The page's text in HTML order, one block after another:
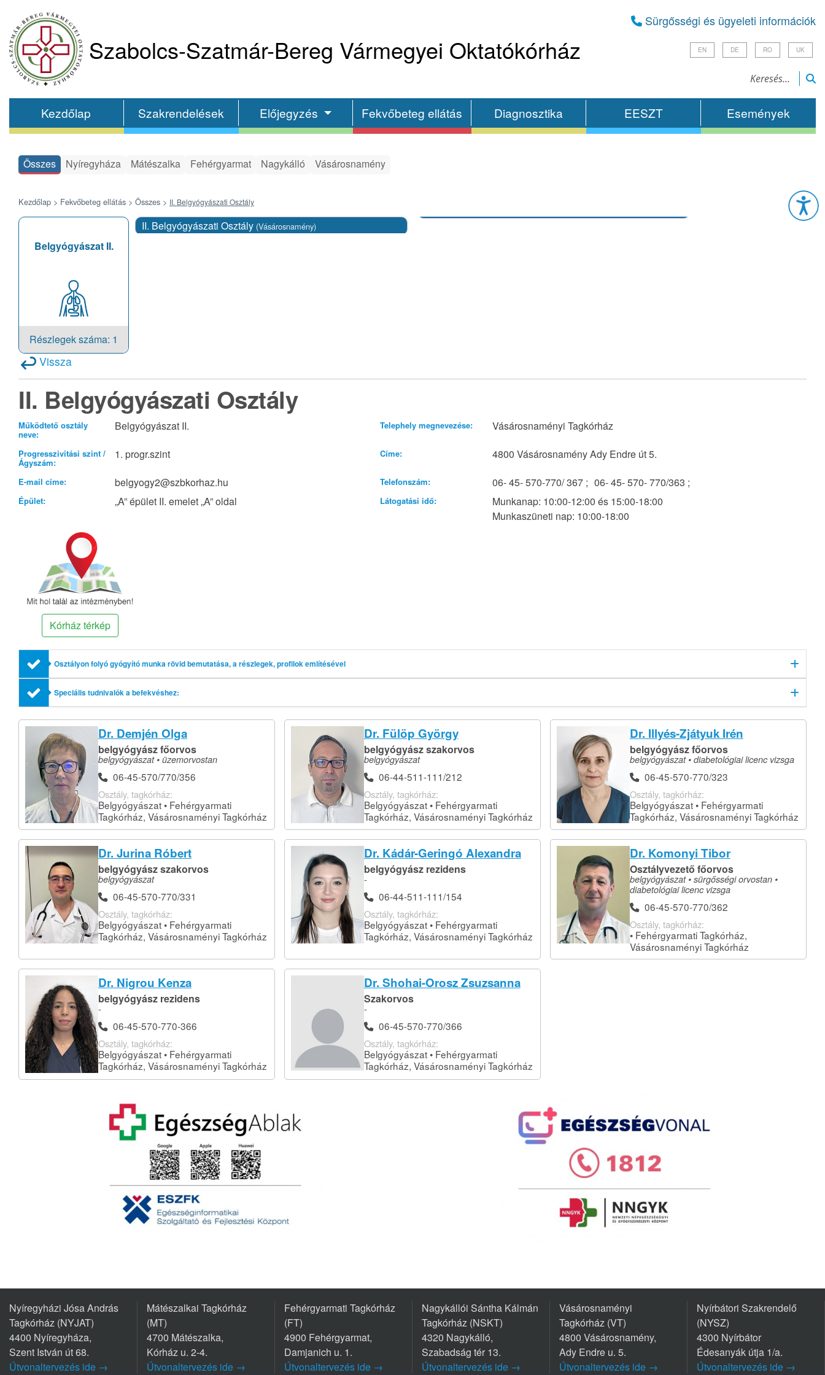
Szabolcs-Szatmár-Bereg Vármegyei Oktatókórház
Sürgősségi és ügyeleti információk
EN DE RO UK
Kezdőlap Szakrendelések Előjegyzés Fekvőbeteg ellátás Diagnosztika EESZT Események
Összes Nyíregyháza Mátészalka Fehérgyarmat Nagykálló Vásárosnamény
Kezdőlap > Fekvőbeteg ellátás > Összes > II. Belgyógyászati Osztály
Belgyógyászat II.
Részlegek száma: 1
II. Belgyógyászati Osztály (Vásárosnamény)
Vissza
II. Belgyógyászati Osztály
Működtető osztály
neve:
Belgyógyászat II. Telephely megnevezése: Vásárosnaményi Tagkórház
Progresszivitási szint /
Ágyszám:
1. progr.szint Címe: 4800 Vásárosnamény Ady Endre út 5.
E-mail címe: belgyogy2@szbkorhaz.hu Telefonszám: 06- 45- 570-770/ 367 ; 06- 45- 570- 770/363 ;
Épület: „A” épület II. emelet „A” oldal Látogatási idő:
Munkanap: 10:00-12:00 és 15:00-18:00
Munkaszüneti nap: 10:00-18:00
Kórház térkép
Osztályon folyó gyógyító munka rövid bemutatása, a részlegek, profilok említésével
Speciális tudnivalók a befekvéshez:
Dr. Demjén Olga
belgyógyász főorvos
belgyógyászat • üzemorvostan
06-45-570/770/356
Osztály, tagkórház:
Belgyógyászat • Fehérgyarmati
Tagkórház, Vásárosnaményi Tagkórház
Dr. Fülöp György
belgyógyász szakorvos
belgyógyászat
06-44-511-111/212
Osztály, tagkórház:
Belgyógyászat • Fehérgyarmati
Tagkórház, Vásárosnaményi Tagkórház
Dr. Illyés-Zjátyuk Irén
belgyógyász főorvos
belgyógyászat • diabetológiai licenc vizsga
06-45-570-770/323
Osztály, tagkórház:
Belgyógyászat • Fehérgyarmati
Tagkórház, Vásárosnaményi Tagkórház
Dr. Jurina Róbert
belgyógyász szakorvos
belgyógyászat
06-45-570-770/331
Osztály, tagkórház:
Belgyógyászat • Fehérgyarmati
Tagkórház, Vásárosnaményi Tagkórház
Dr. Kádár-Geringó Alexandra
belgyógyász rezidens
-
06-44-511-111/154
Osztály, tagkórház:
Belgyógyászat • Fehérgyarmati
Tagkórház, Vásárosnaményi Tagkórház
Dr. Komonyi Tibor
Osztályvezető főorvos
belgyógyászat • sürgősségi orvostan •
diabetológiai licenc vizsga
06-45-570-770/362
Osztály, tagkórház:
• Fehérgyarmati Tagkórház,
Vásárosnaményi Tagkórház
Dr. Nigrou Kenza
belgyógyász rezidens
-
06-45-570-770-366
Osztály, tagkórház:
Belgyógyászat • Fehérgyarmati
Tagkórház, Vásárosnaményi Tagkórház
Dr. Shohai-Orosz Zsuzsanna
Szakorvos
-
06-45-570-770/366
Osztály, tagkórház:
Belgyógyászat • Fehérgyarmati
Tagkórház, Vásárosnaményi Tagkórház
Nyíregyházi Jósa András
Tagkórház (NYJAT)
4400 Nyíregyháza,
Szent István út 68.
Útvonaltervezés ide →
Mátészalkai Tagkórház
(MT)
4700 Mátészalka,
Kórház u. 2-4.
Útvonaltervezés ide →
Fehérgyarmati Tagkórház
(FT)
4900 Fehérgyarmat,
Damjanich u. 1.
Útvonaltervezés ide →
Nagykállói Sántha Kálmán
Tagkórház (NSKT)
4320 Nagykálló,
Szabadság tér 13.
Útvonaltervezés ide →
Vásárosnaményi
Tagkórház (VT)
4800 Vásárosnamény,
Ady Endre u. 5.
Útvonaltervezés ide →
Nyírbátori Szakrendelő
(NYSZ)
4300 Nyírbátor
Édesanyák útja 1/a.
Útvonaltervezés ide →